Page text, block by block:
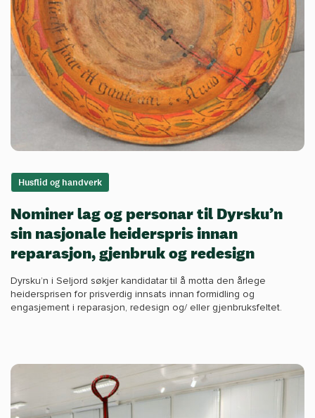
Husflid og handverk
Nominer lag og personar til Dyrsku’n
sin nasjonale heiderspris innan
reparasjon, gjenbruk og redesign
Dyrsku’n i Seljord søkjer kandidatar til å motta den årlege
heidersprisen for prisverdig innsats innan formidling og
engasjement i reparasjon, redesign og/ eller gjenbruksfeltet.